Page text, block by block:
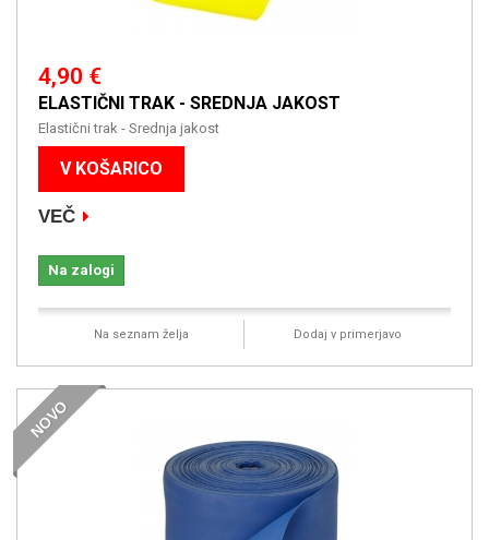
4,90 €
ELASTIČNI TRAK - SREDNJA JAKOST
Elastični trak - Srednja jakost
V KOŠARICO
VEČ
Na zalogi
Na seznam želja Dodaj v primerjavo
NOVO